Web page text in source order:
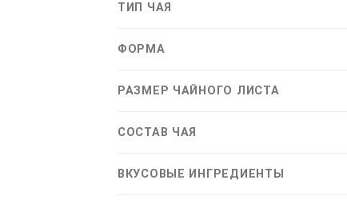
ТИП ЧАЯ
ФОРМА
РАЗМЕР ЧАЙНОГО ЛИСТА
СОСТАВ ЧАЯ
ВКУСОВЫЕ ИНГРЕДИЕНТЫ